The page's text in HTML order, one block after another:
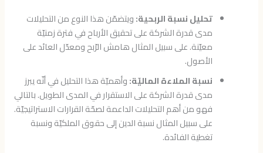
تحليل نسبة الربحية:ويتضمّن هذا النوع من التحليلات
مدى قدرة الشركة على تحقيق الأرباح في فترة زمنيّة
معيّنة. على سبيل المثال هامش الرّبح ومعدّل العائد على
الأصول.
نسبة الملاءة الماليّة:وأهميّة هذا التحليل في أنّه يبرز
مدى قدرة الشركة على الاستقرار في المدى الطويل. بالتالي
فهو من أهم التحليلات الداعمة لصحّة القرارات الاستراتيجيّة.
على سبيل المثال نسبة الدين إلى حقوق الملكيّة ونسبة
تغطية الفائدة.